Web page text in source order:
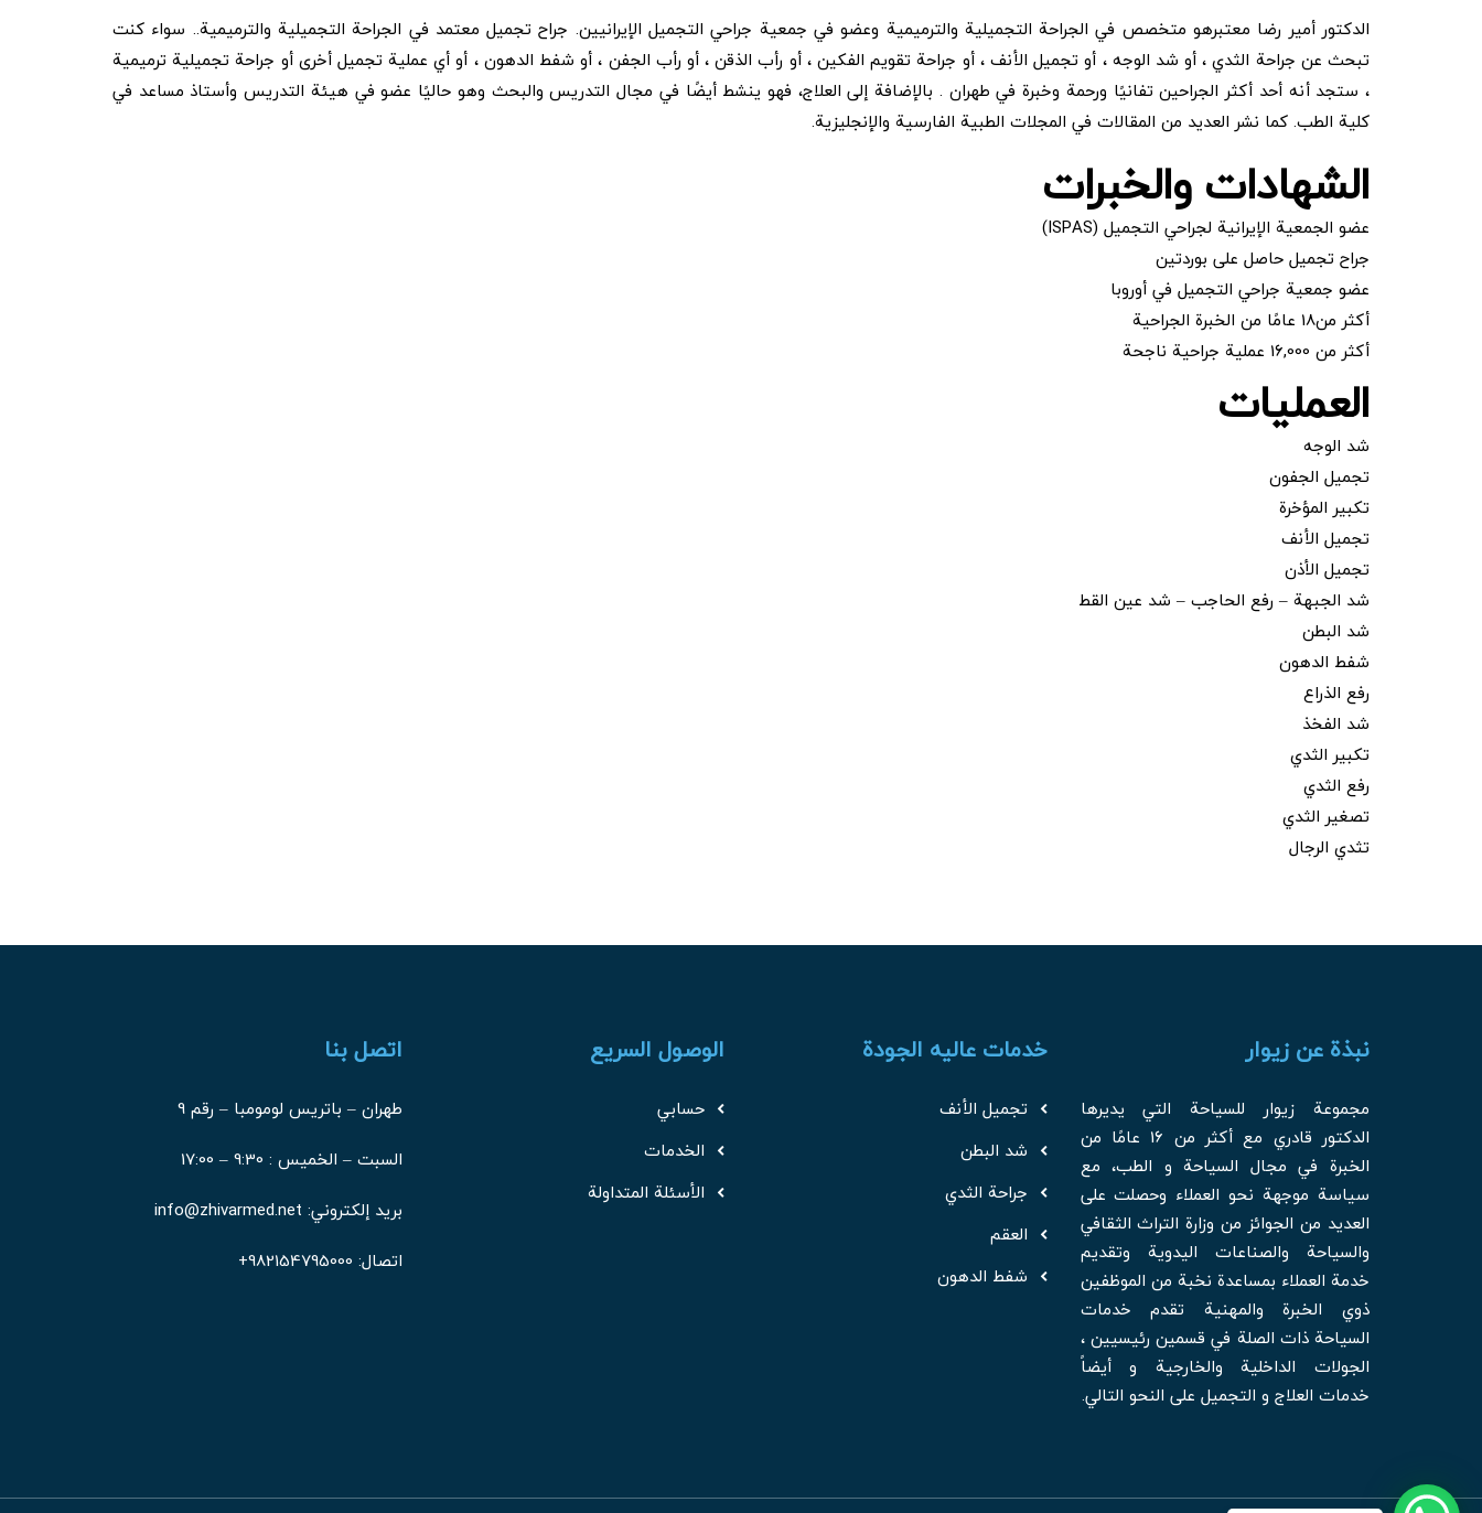
الدكتور أمير رضا معتبرهو متخصص في الجراحة التجميلية والترميمية وعضو في جمعية جراحي التجميل الإيرانيين. جراح تجميل معتمد في الجراحة التجميلية والترميمية.. سواء كنت
تبحث عن جراحة الثدي ، أو شد الوجه ، أو تجميل الأنف ، أو جراحة تقويم الفكين ، أو رأب الذقن ، أو رأب الجفن ، أو شفط الدهون ، أو أي عملية تجميل أخرى أو جراحة تجميلية ترميمية
، ستجد أنه أحد أكثر الجراحين تفانيًا ورحمة وخبرة في طهران . بالإضافة إلى العلاج، فهو ينشط أيضًا في مجال التدريس والبحث وهو حاليًا عضو في هيئة التدريس وأستاذ مساعد في
كلية الطب. كما نشر العديد من المقالات في المجلات الطبية الفارسية والإنجليزية.
الشهادات والخبرات
عضو الجمعية الإيرانية لجراحي التجميل (ISPAS)
جراح تجميل حاصل على بوردتين
عضو جمعية جراحي التجميل في أوروبا
أكثر من18 عامًا من الخبرة الجراحية
أكثر من 16,000 عملية جراحية ناجحة
العمليات
شد الوجه
تجميل الجفون
تكبير المؤخرة
تجميل الأنف
تجميل الأذن
شد الجبهة – رفع الحاجب – شد عين القط
شد البطن
شفط الدهون
رفع الذراع
شد الفخذ
تكبير الثدي
رفع الثدي
تصغير الثدي
تثدي الرجال
نبذة عن زيوار
مجموعة زيوار للسياحة التي يديرها
الدكتور قادري مع أكثر من 16 عامًا من
الخبرة في مجال السياحة و الطب، مع
سياسة موجهة نحو العملاء وحصلت على
العديد من الجوائز من وزارة التراث الثقافي
والسياحة والصناعات اليدوية وتقديم
خدمة العملاء بمساعدة نخبة من الموظفين
ذوي الخبرة والمهنية تقدم خدمات
السياحة ذات الصلة في قسمين رئيسيين ،
الجولات الداخلية والخارجية و أيضاً
خدمات العلاج و التجميل على النحو التالي.
خدمات عالیه الجودة
تجميل الأنف
شد البطن
جراحة الثدي
العقم
شفط الدهون
الوصول السريع
حسابي
الخدمات
الأسئلة المتداولة
اتصل بنا
طهران – باتريس لومومبا – رقم 9
السبت – الخميس : 9:30 – 17:00
بريد إلكتروني: info@zhivarmed.net
اتصال: